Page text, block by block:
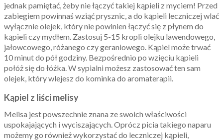
jednak pamiętać, żeby nie łączyć takiej kąpieli z myciem! Przed
zabiegiem powinnaś wziąć prysznic, a do kąpieli leczniczej wlać
wyłącznie olejek, który nie powinien łączyć się z płynem do
kąpieli czy mydłem. Zastosuj 5-15 kropli olejku lawendowego,
jałowcowego, różanego czy geraniowego. Kąpiel może trwać
10 minut do pół godziny. Bezpośrednio po wzięciu kąpieli
połóż się do łóżka. W sypialni możesz zastosować ten sam
olejek, który wlejesz do kominka do aromaterapii.
Kąpiel z liści melisy
Melisa jest powszechnie znana ze swoich właściwości
uspokajających i wyciszających. Oprócz picia takiego naparu
możemy go również wykorzystać do leczniczej kąpieli,